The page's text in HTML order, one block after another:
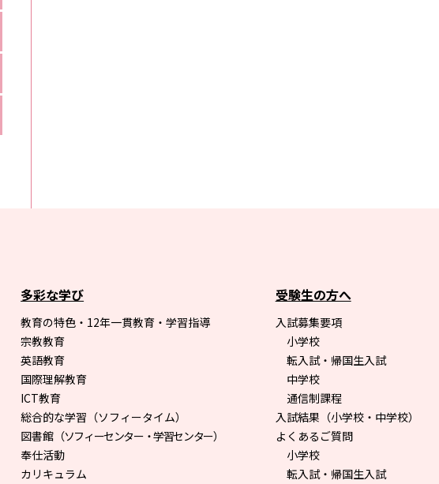
多彩な学び
教育の特色・12年一貫教育・学習指導
宗教教育
英語教育
国際理解教育
ICT教育
総合的な学習（ソフィータイム）
図書館 （ソフィーセンター・学習センター）
奉仕活動
カリキュラム
受験生の方へ
入試募集要項
小学校
転入試・帰国生入試
中学校
通信制課程
入試結果（小学校・中学校）
よくあるご質問
小学校
転入試・帰国生入試